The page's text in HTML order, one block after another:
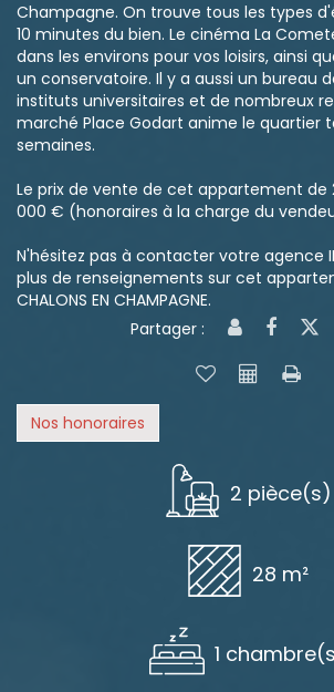
Champagne. On trouve tous les types
10 minutes du bien. Le cinéma La
dans les environs pour vos loisirs, ainsi
un conservatoire. Il y a aussi un bureau
instituts universitaires et de nombreux
marché Place Godart anime le quartier
semaines.
Le prix de vente de cet appartement de
000 € (honoraires à la charge du
N'hésitez pas à contacter votre agence
plus de renseignements sur cet
CHALONS EN CHAMPAGNE.
Partager :
Nos honoraires
2 pièce(s)
28 m²
1